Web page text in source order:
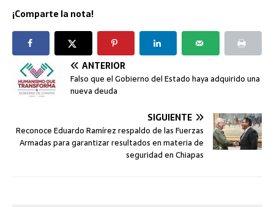
¡Comparte la nota!
ANTERIOR
Falso que el Gobierno del Estado haya adquirido una
nueva deuda
SIGUIENTE
Reconoce Eduardo Ramírez respaldo de las Fuerzas
Armadas para garantizar resultados en materia de
seguridad en Chiapas